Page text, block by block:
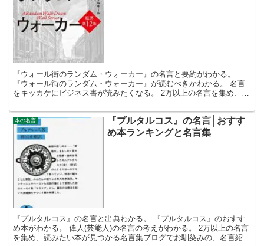
『ウォール街のランダム・ウォーカー』の名言と要約がわかる。
『ウォール街のランダム・ウォーカー』が読むべきかわかる。 名言
をキッカケにビジネス書が読みたくなる。 2万以上の名言を集め、読
本の名言
『プルタルコス』の名言│おすす
め本ランキングと名言集
『プルタルコス』の名言と出典わかる。 『プルタルコス』のおすす
め本がわかる。 偉人(芸能人)の名言の考えがわかる。 2万以上の名言
を集め、読みたい本が見つかる名言集ブログでお馴染みの、名言紹介